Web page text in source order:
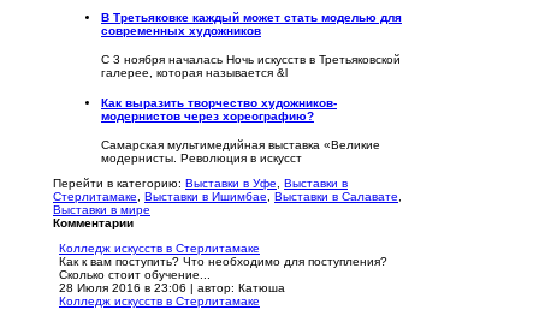
В Третьяковке каждый может стать моделью для
современных художников
С 3 ноября началась Ночь искусств в Третьяковской
галерее, которая называется &l
Как выразить творчество художников-
модернистов через хореографию?
Самарская мультимедийная выставка «Великие
модернисты. Революция в искусст
Перейти в категорию: Выставки в Уфе
Выставки в
Стерлитамаке
Выставки в Ишимбае Выставки в Салавате
Выставки в мире
Комментарии
Колледж искусств в Стерлитамаке
Как к вам поступить? Что необходимо для поступления?
Сколько стоит обучение...
28 Июля 2016 в 23:06 | автор: Катюша
Колледж искусств в Стерлитамаке